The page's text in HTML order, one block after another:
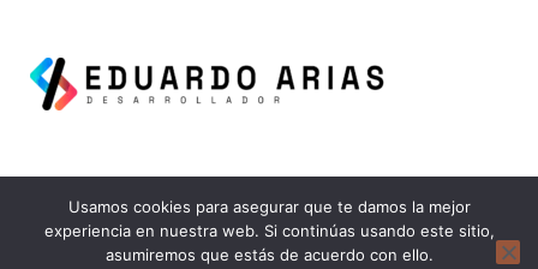
Copyright © 2026 Eduardo Arias | Powered by
Eduardo Arias
Usamos cookies para asegurar que te damos la mejor
experiencia en nuestra web. Si continúas usando este sitio,
asumiremos que estás de acuerdo con ello.